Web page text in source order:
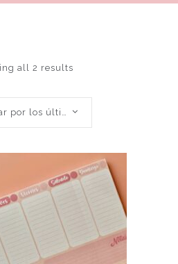
all 2 results
Ordenar por los últimos